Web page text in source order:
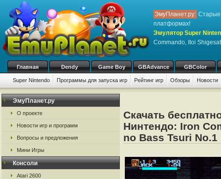
ЭмуПланет.ру: Старые
платформах!
Эмулятор Super
Commando, Itoi
Главная Dendy Game Boy GBAdvance GBColor
Super Nintendo Программы для запуска игр Рейтинг игр Обзоры Новости
Игры: # A B C D E F G H I
ЭмуПланет.ру
О проекте
Новости игр и программ
Вопросы и предложения
Мини Игры
Консоли
Atari 2600
Скачать
Нинтендо: Iron
no Bass Tsuri No.1